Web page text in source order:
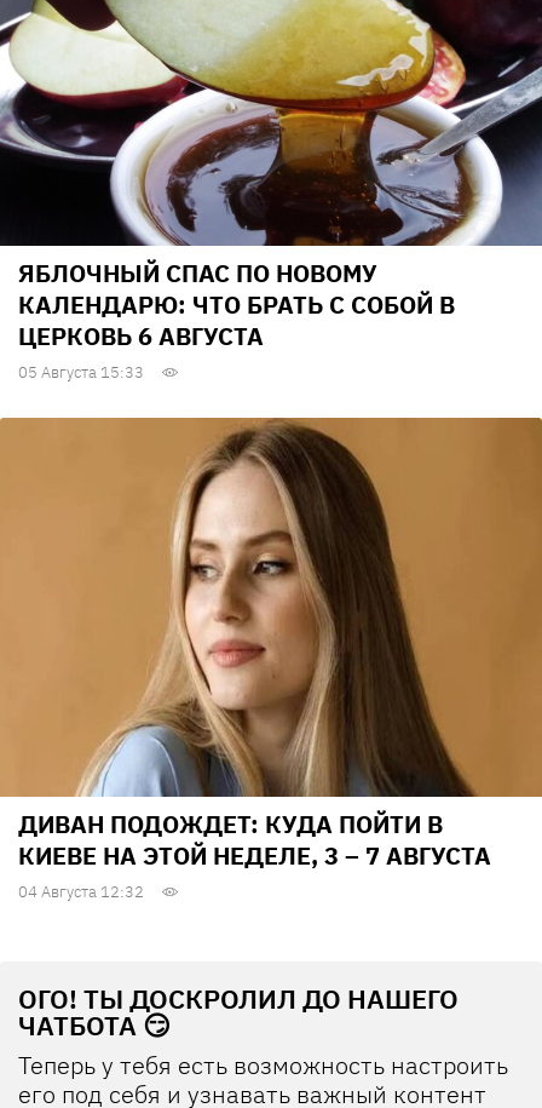
ЯБЛОЧНЫЙ СПАС ПО НОВОМУ
КАЛЕНДАРЮ: ЧТО БРАТЬ С СОБОЙ В
ЦЕРКОВЬ 6 АВГУСТА
05 Августа 15:33
ДИВАН ПОДОЖДЕТ: КУДА ПОЙТИ В
КИЕВЕ НА ЭТОЙ НЕДЕЛЕ, 3 – 7 АВГУСТА
04 Августа 12:32
ОГО! ТЫ ДОСКРОЛИЛ ДО НАШЕГО
ЧАТБОТА 😏
Теперь у тебя есть возможность настроить
его под себя и узнавать важный контент